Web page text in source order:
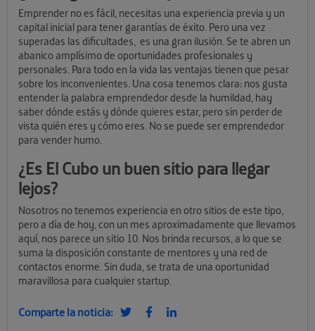
Emprender no es fácil, necesitas una experiencia previa y un
capital inicial para tener garantías de éxito. Pero una vez
superadas las dificultades, es una gran ilusión. Se te abren un
abanico amplísimo de oportunidades profesionales y
personales. Para todo en la vida las ventajas tienen que pesar
sobre los inconvenientes. Una cosa tenemos clara: nos gusta
entender la palabra emprendedor desde la humildad, hay
saber dónde estás y dónde quieres estar, pero sin perder de
vista quién eres y cómo eres. No se puede ser emprendedor
para vender humo.
¿Es El Cubo un buen sitio para llegar
lejos?
Nosotros no tenemos experiencia en otro sitios de este tipo,
pero a día de hoy, con un mes aproximadamente que llevamos
aquí, nos parece un sitio 10. Nos brinda recursos, a lo que se
suma la disposición constante de mentores y una red de
contactos enorme. Sin duda, se trata de una oportunidad
maravillosa para cualquier startup.
Comparte la noticia: